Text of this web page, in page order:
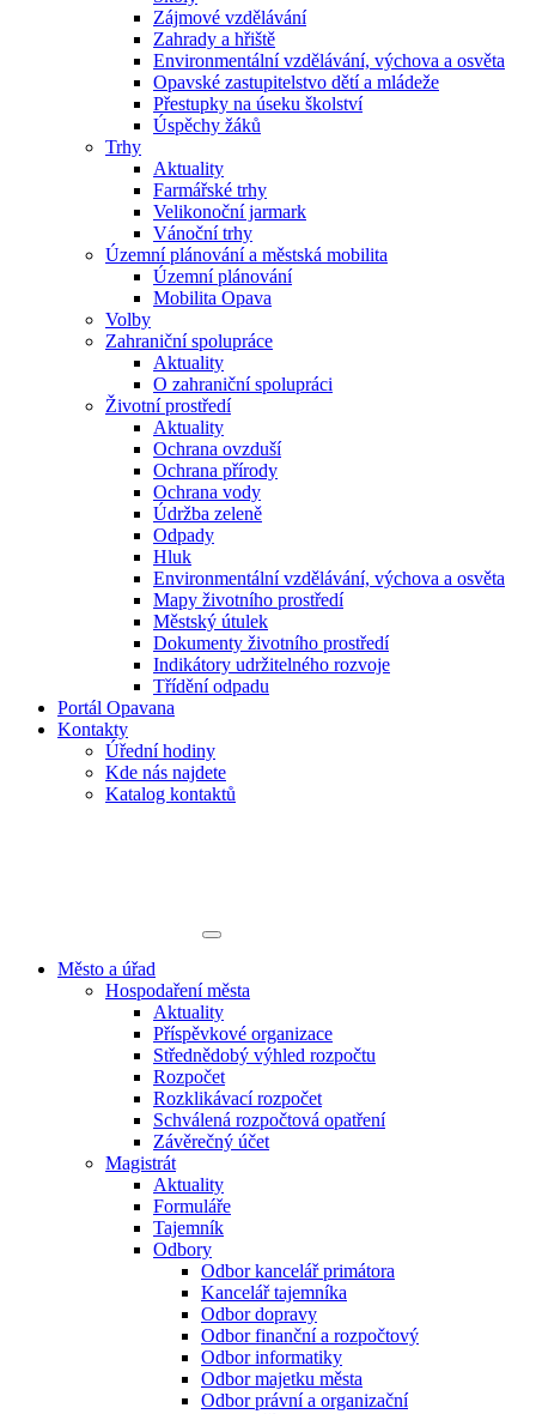
Zájmové vzdělávání
Zahrady a hřiště
Environmentální vzdělávání, výchova a osvěta
Opavské zastupitelstvo dětí a mládeže
Přestupky na úseku školství
Úspěchy žáků
Trhy
Aktuality
Farmářské trhy
Velikonoční jarmark
Vánoční trhy
Územní plánování a městská mobilita
Územní plánování
Mobilita Opava
Volby
Zahraniční spolupráce
Aktuality
O zahraniční spolupráci
Životní prostředí
Aktuality
Ochrana ovzduší
Ochrana přírody
Ochrana vody
Údržba zeleně
Odpady
Hluk
Environmentální vzdělávání, výchova a osvěta
Mapy životního prostředí
Městský útulek
Dokumenty životního prostředí
Indikátory udržitelného rozvoje
Třídění odpadu
Portál Opavana
Kontakty
Úřední hodiny
Kde nás najdete
Katalog kontaktů
Město a úřad
Hospodaření města
Aktuality
Příspěvkové organizace
Střednědobý výhled rozpočtu
Rozpočet
Rozklikávací rozpočet
Schválená rozpočtová opatření
Závěrečný účet
Magistrát
Aktuality
Formuláře
Tajemník
Odbory
Odbor kancelář primátora
Kancelář tajemníka
Odbor dopravy
Odbor finanční a rozpočtový
Odbor informatiky
Odbor majetku města
Odbor právní a organizační